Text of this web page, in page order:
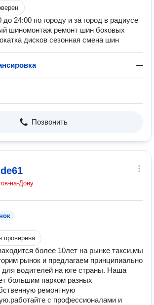
24:00 по городу и за город в радиусе
шиномонтаж ремонт шин боковых
дисков сезонная смена шин
—
Позвонить
на-Дону
проверена
более 10лет на рынке такси,мы
рынок и предлагаем принципиально
водителей на юге страны. Наша
большим парком разных
ремонтную
с профессионалами и